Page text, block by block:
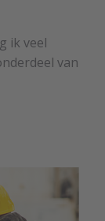
ik veel
van